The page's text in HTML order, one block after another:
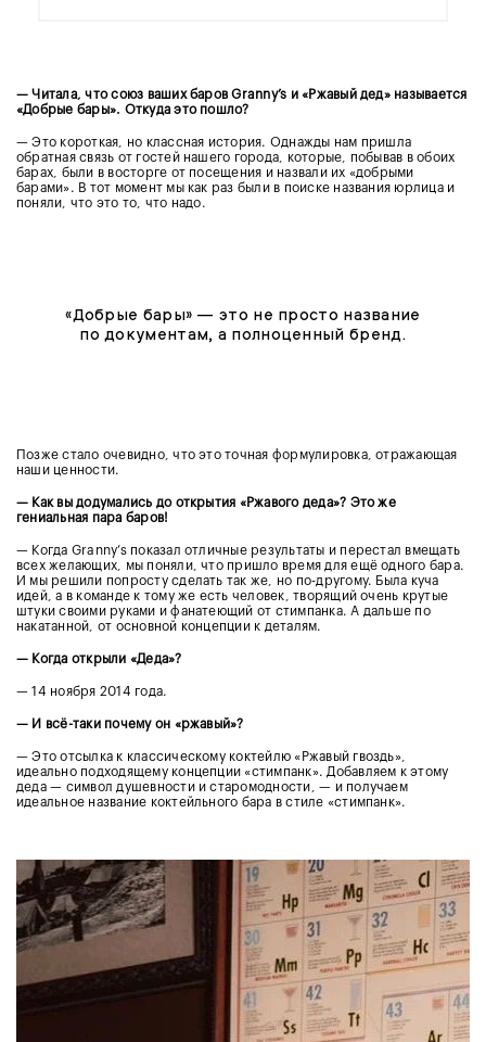
— Читала, что союз ваших баров Granny’s и «Ржавый дед» называется
«Добрые бары». Откуда это пошло?
— Это короткая, но классная история. Однажды нам пришла
обратная связь от гостей нашего города, которые, побывав в обоих
барах, были в восторге от посещения и назвали их «добрыми
барами». В тот момент мы как раз были в поиске названия юрлица и
поняли, что это то, что надо.
«Добрые бары» — это не просто название
по документам, а полноценный бренд.
Позже стало очевидно, что это точная формулировка, отражающая
наши ценности.
— Как вы додумались до открытия «Ржавого деда»? Это же
гениальная пара баров!
— Когда Granny’s показал отличные результаты и перестал вмещать
всех желающих, мы поняли, что пришло время для ещё одного бара.
И мы решили попросту сделать так же, но по-другому. Была куча
идей, а в команде к тому же есть человек, творящий очень крутые
штуки своими руками и фанатеющий от стимпанка. А дальше по
накатанной, от основной концепции к деталям.
— Когда открыли «Деда»?
— 14 ноября 2014 года.
— И всё-таки почему он «ржавый»?
— Это отсылка к классическому коктейлю «Ржавый гвоздь»,
идеально подходящему концепции «стимпанк». Добавляем к этому
деда — символ душевности и старомодности, — и получаем
идеальное название коктейльного бара в стиле «стимпанк».